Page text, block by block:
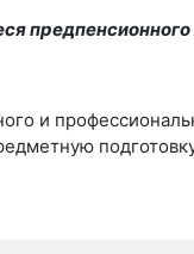
предпенсионного
и